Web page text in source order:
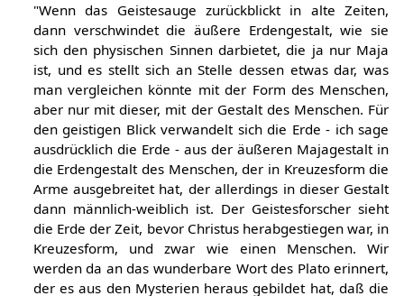
"Wenn das Geistesauge zurückblickt in alte Zeiten,
dann verschwindet die äußere Erdengestalt, wie sie
sich den physischen Sinnen darbietet, die ja nur Maja
ist, und es stellt sich an Stelle dessen etwas dar, was
man vergleichen könnte mit der Form des Menschen,
aber nur mit dieser, mit der Gestalt des Menschen. Für
den geistigen Blick verwandelt sich die Erde - ich sage
ausdrücklich die Erde - aus der äußeren Majagestalt in
die Erdengestalt des Menschen, der in Kreuzesform die
Arme ausgebreitet hat, der allerdings in dieser Gestalt
dann männlich-weiblich ist. Der Geistesforscher sieht
die Erde der Zeit, bevor Christus herabgestiegen war, in
Kreuzesform, und zwar wie einen Menschen. Wir
werden da an das wunderbare Wort des Plato erinnert,
der es aus den Mysterien heraus gebildet hat, daß die